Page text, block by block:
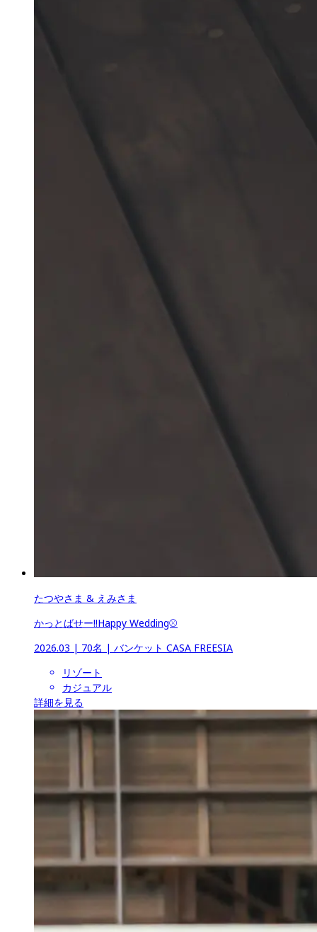
たつやさま & えみさま
かっとばせー!!Happy Wedding⚾
2026.03 | 70名 | バンケット CASA FREESIA
リゾート
カジュアル
詳細を見る